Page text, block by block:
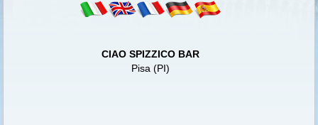
CIAO SPIZZICO BAR
Pisa (PI)